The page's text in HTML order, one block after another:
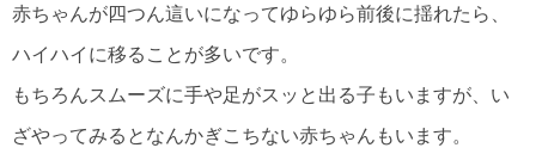
赤ちゃんが四つん這いになってゆらゆら前後に揺れたら、
ハイハイに移ることが多いです。
もちろんスムーズに手や足がスッと出る子もいますが、い
ざやってみるとなんかぎこちない赤ちゃんもいます。